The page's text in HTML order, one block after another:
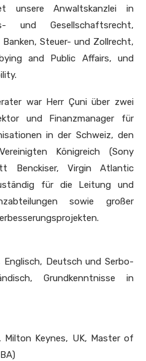
unsere Anwaltskanzlei in
und Gesellschaftsrecht,
Steuer- und Zollrecht,
and Public Affairs, und
war Herr Çuni über zwei
und Finanzmanager für
in der Schweiz, den
Königreich (Sony
Benckiser, Virgin Atlantic
für die Leitung und
sowie großer
Deutsch und Serbo-
Grundkenntnisse in
Milton Keynes, UK, Master of